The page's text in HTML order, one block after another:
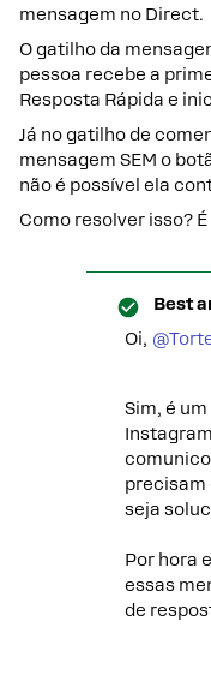
mensagem no Direct.
O gatilho da
pessoa recebe a
Resposta Rápida e
Já no gatilho de
mensagem SEM o
não é possível ela
Como resolver isso?
Best
Oi,
Sim, é
precisam
seja
Por hora
essas
de